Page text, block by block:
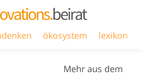
ökosystem lexikon
Mehr aus dem